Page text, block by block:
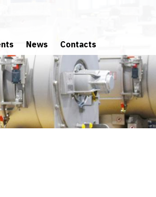
News Contacts
Demande d'informations
Venez vous aussi vous joindre à notre équipe